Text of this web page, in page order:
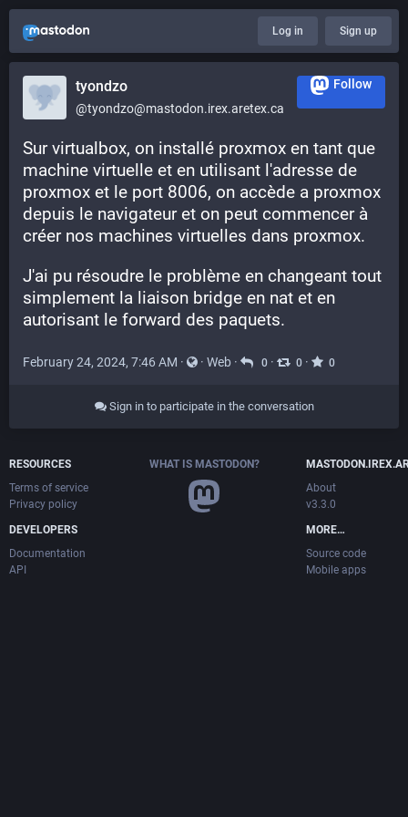
Log in Sign up
tyondzo
@tyondzo@mastodon.irex.aretex.ca
Follow
Sur virtualbox, on installé proxmox en tant que
machine virtuelle et en utilisant l'adresse de
proxmox et le port 8006, on accède a proxmox
depuis le navigateur et on peut commencer à
créer nos machines virtuelles dans proxmox.
J'ai pu résoudre le problème en changeant tout
simplement la liaison bridge en nat et en
autorisant le forward des paquets.
February 24, 2024, 7:46 AM · · Web · 0 · 0 · 0
Sign in to participate in the conversation
RESOURCES
Terms of service
Privacy policy
DEVELOPERS
Documentation
API
WHAT IS MASTODON?
About
v3.3.0
MORE…
Source code
Mobile apps